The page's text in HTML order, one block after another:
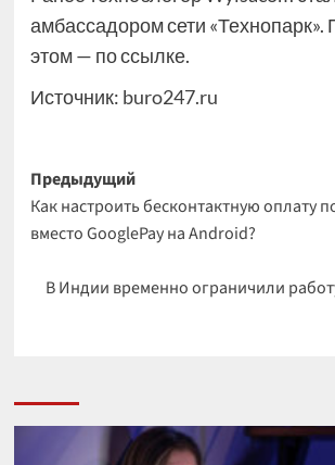
амбассадором сети
этом — по ссылке.
Источник: buro247.ru
Навигация
записи
Предыдущий
Как настроить бесконтактную оплату
вместо GooglePay на Android?
В Индии временно ограничили